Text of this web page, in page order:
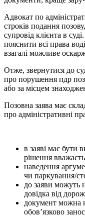
Адвокат по
строків подання
супровід клієнта в
пояснити всі права
взагалі можливе
Отже, звернутися до
про порушення пдр
або за місцем
Позовна заява має
про адміністративні
в заяві має бути
рішення
наведення
чи паркування/
до заяви можуть
довідка від
документ можна
обов’язково